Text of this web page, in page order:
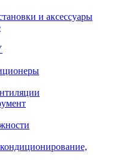
и аксессуары